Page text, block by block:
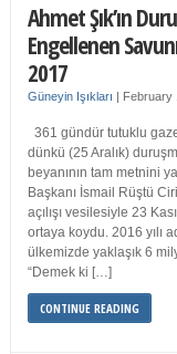
Ahmet Şık’ın
Engellenen
2017
Güneyin Işıkları | February
361 gündür tutuklu
dünkü (25 Aralık)
beyanının tam metnini
Başkanı İsmail Rüştü
açılışı vesilesiyle 23
ortaya koydu. 2016 yılı
ülkemizde yaklaşık 6
“Demek ki […]
CONTINUE READING